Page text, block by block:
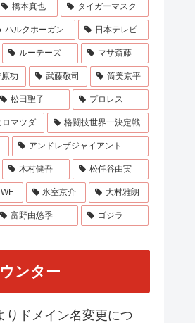
橋本真也 タイガーマスク
ハルクホーガン 日本テレビ
ルーテーズ マサ斎藤
功 武藤敬司 筒美京平
松田聖子 プロレス
ロマツダ 格闘技世界一決定戦
アンドレザジャイアント
木村健吾 松任谷由実
氷室京介 大村雅朗
富野由悠季 ゴジラ
ンター
りドメイン名変更につ